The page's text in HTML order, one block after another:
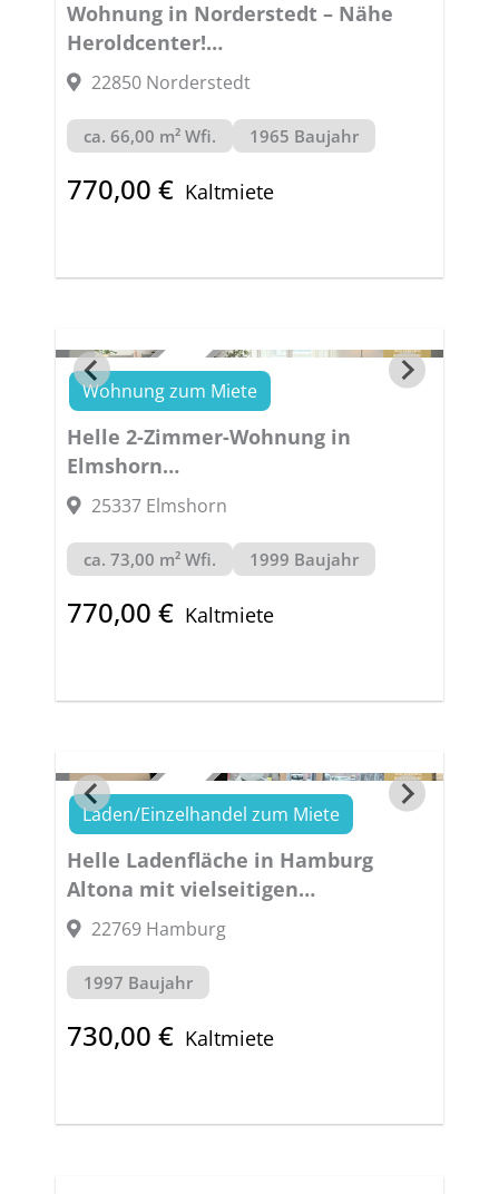
Wohnung in Norderstedt – Nähe
Heroldcenter!
UNWIDERSTEHLICH
22850 Norderstedt
ca. 66,00 m² Wfi. 1965 Baujahr
770,00 € Kaltmiete
VERMIETET
Wohnung zum Miete
Helle 2-Zimmer-Wohnung in
Elmshorn
LIVE INDIVIDUAL
25337 Elmshorn
ca. 73,00 m² Wfi. 1999 Baujahr
770,00 € Kaltmiete
VERMIETET
Laden/Einzelhandel zum Miete
Helle Ladenfläche in Hamburg
Altona mit vielseitigen
Nutzungsmöglichkeiten
22769 Hamburg
1997 Baujahr
730,00 € Kaltmiete